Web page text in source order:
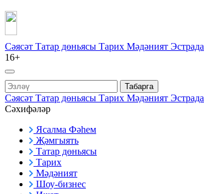
Сәясәт Татар дөньясы Тарих Мәдәният Эстрада
16+
Табарга
Сәясәт Татар дөньясы Тарих Мәдәният Эстрада
Сәхифәләр
Ясалма Фәһем
Җәмгыять
Татар дөньясы
Тарих
Мәдәният
Шоу-бизнес